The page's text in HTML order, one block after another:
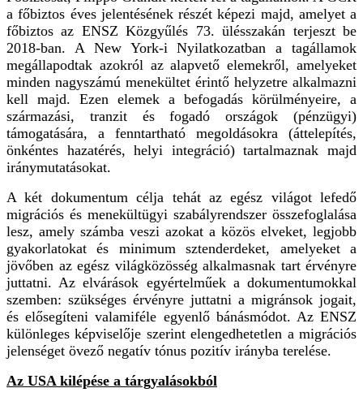
a főbiztos éves jelentésének részét képezi majd, amelyet a
főbiztos az ENSZ Közgyűlés 73. ülésszakán terjeszt be
2018-ban. A New York-i Nyilatkozatban a tagállamok
megállapodtak azokról az alapvető elemekről, amelyeket
minden nagyszámú menekültet érintő helyzetre alkalmazni
kell majd. Ezen elemek a befogadás körülményeire, a
származási, tranzit és fogadó országok (pénzügyi)
támogatására, a fenntartható megoldásokra (áttelepítés,
önkéntes hazatérés, helyi integráció) tartalmaznak majd
iránymutatásokat.
A két dokumentum célja tehát az egész világot lefedő
migrációs és menekültügyi szabályrendszer összefoglalása
lesz, amely számba veszi azokat a közös elveket, legjobb
gyakorlatokat és minimum sztenderdeket, amelyeket a
jövőben az egész világközösség alkalmasnak tart érvényre
juttatni. Az elvárások egyértelműek a dokumentumokkal
szemben: szükséges érvényre juttatni a migránsok jogait,
és elősegíteni valamiféle egyenlő bánásmódot. Az ENSZ
különleges képviselője szerint elengedhetetlen a migrációs
jelenséget övező negatív tónus pozitív irányba terelése.
Az USA kilépése a tárgyalásokból